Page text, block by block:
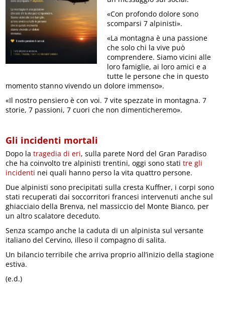
«Con profondo dolore sono
scomparsi 7 alpinisti».
«La montagna è una passione
che solo chi la vive può
comprendere. Siamo vicini alle
loro famiglie, ai loro amici e a
tutte le persone che in questo
momento stanno vivendo un dolore immenso».
«Il nostro pensiero è con voi. 7 vite spezzate in montagna. 7
storie, 7 passioni, 7 cuori che non dimenticheremo».
Gli incidenti mortali
Dopo la tragedia di eri, sulla parete Nord del Gran Paradiso
che ha coinvolto tre alpinisti trentini, oggi sono stati tre gli
incidenti nei quali hanno perso la vita quattro persone.
Due alpinisti sono precipitati sulla cresta Kuffner, i corpi sono
stati recuperati dai soccorritori francesi intervenuti anche sul
ghiacciaio della Brenva, nel massiccio del Monte Bianco, per
un altro scalatore deceduto.
Senza scampo anche la caduta di un alpinista sul versante
italiano del Cervino, illeso il compagno di salita.
Un bilancio terribile che arriva proprio all’inizio della stagione
estiva.
(e.d.)